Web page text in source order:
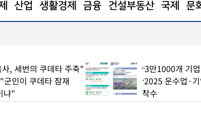
산업 생활경제 금융 건설부동산 국제 문
, 세번의 쿠데타 주축"
군인이 쿠데타 잠재
냐"
“3만1000개 기
‘2025 운수업·
착수